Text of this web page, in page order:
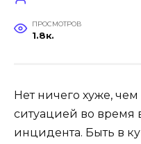
ПРОСМОТРОВ
1.8к.
Нет ничего хуже,
ситуацией во время
инцидента. Быть в